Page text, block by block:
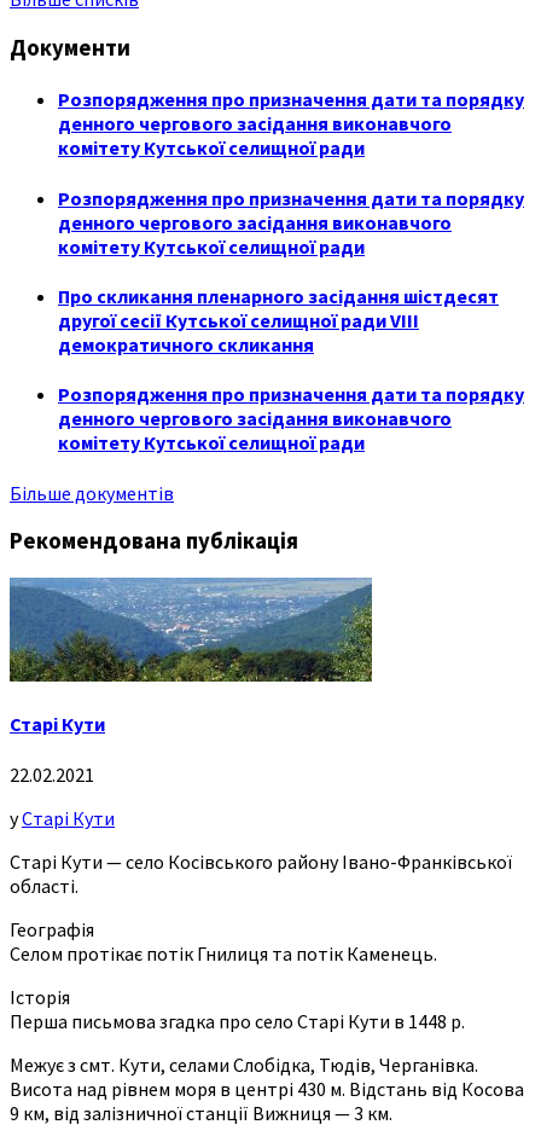
Документи
Розпорядження про призначення дати та порядку
денного чергового засідання виконавчого
комітету Кутської селищної ради
Розпорядження про призначення дати та порядку
денного чергового засідання виконавчого
комітету Кутської селищної ради
Про скликання пленарного засідання шістдесят
другої сесії Кутської селищної ради VIII
демократичного скликання
Розпорядження про призначення дати та порядку
денного чергового засідання виконавчого
комітету Кутської селищної ради
Більше документів
Рекомендована публікація
Старі Кути
22.02.2021
уСтарі Кути
Старі Кути — село Косівського району Івано-Франківської
області.
Географія
Селом протікає потік Гнилиця та потік Каменець.
Історія
Перша письмова згадка про село Старі Кути в 1448 р.
Межує з смт. Кути, селами Слобідка, Тюдів, Черганівка.
Висота над рівнем моря в центрі 430 м. Відстань від Косова
9 км, від залізничної станції Вижниця — 3 км.